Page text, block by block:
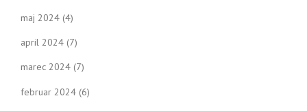
maj 2024 (4)
april 2024 (7)
marec 2024 (7)
februar 2024 (6)